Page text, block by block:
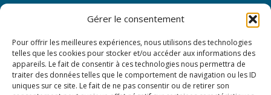
Gérer le consentement
Pour offrir les meilleures expériences, nous utilisons des technologies
telles que les cookies pour stocker et/ou accéder aux informations des
appareils. Le fait de consentir à ces technologies nous permettra de
traiter des données telles que le comportement de navigation ou les ID
uniques sur ce site. Le fait de ne pas consentir ou de retirer son
Informations
Questions fréquentes
Les avantages de la LOA
Les étapes du leasing de matériel